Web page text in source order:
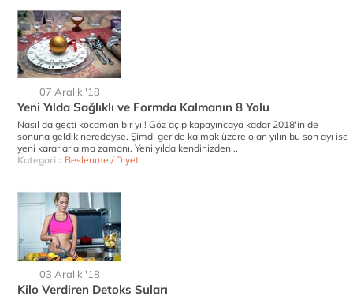
07 Aralık '18
Yeni Yılda Sağlıklı ve Formda Kalmanın 8 Yolu
Nasıl da geçti kocaman bir yıl! Göz açıp kapayıncaya kadar 2018'in de
sonuna geldik neredeyse. Şimdi geride kalmak üzere olan yılın bu son ayı ise
yeni kararlar alma zamanı. Yeni yılda kendinizden ..
Kategori : Beslenme / Diyet
03 Aralık '18
Kilo Verdiren Detoks Suları